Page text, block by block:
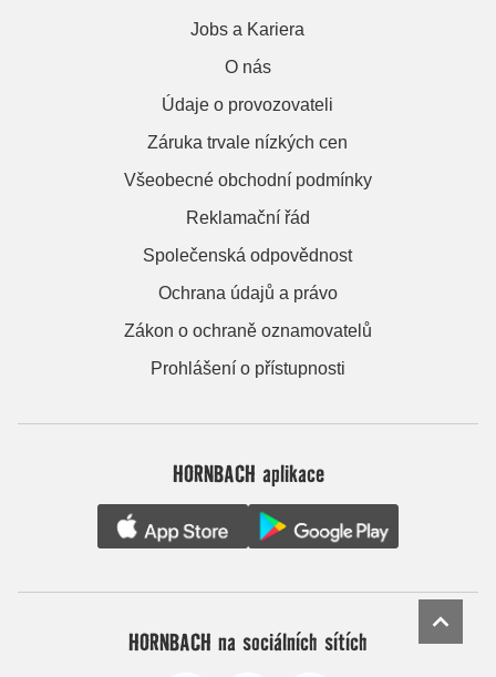
Jobs a Kariera
O nás
Údaje o provozovateli
Záruka trvale nízkých cen
Všeobecné obchodní podmínky
Reklamační řád
Společenská odpovědnost
Ochrana údajů a právo
Zákon o ochraně oznamovatelů
Prohlášení o přístupnosti
HORNBACH aplikace
HORNBACH na sociálních sítích